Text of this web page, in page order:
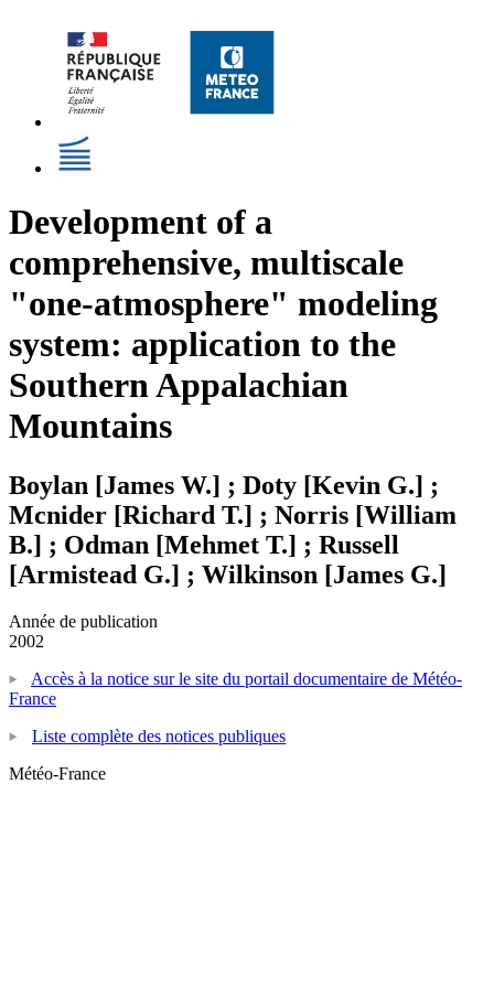
Development of a
comprehensive, multiscale
"one-atmosphere" modeling
system: application to the
Southern Appalachian
Mountains
Boylan [James W.] ; Doty [Kevin G.] ;
Mcnider [Richard T.] ; Norris [William
B.] ; Odman [Mehmet T.] ; Russell
[Armistead G.] ; Wilkinson [James G.]
Année de publication
2002
Accès à la notice sur le site du portail documentaire de Météo-
France
Liste complète des notices publiques
Météo-France